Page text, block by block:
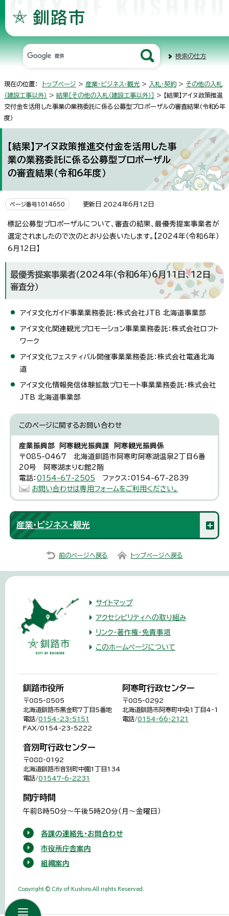
検索の仕方
現在の位置： トップページ > 産業・ビジネス・観光 > 入札・契約 > その他の入札
（建設工事以外） > 結果［その他の入札（建設工事以外）］
> 【結果】アイヌ政策推進
交付金を活用した事業の業務委託に係る公募型プロポーザルの審査結果（令和6年
度）
【結果】アイヌ政策推進交付金を活用した事
業の業務委託に係る公募型プロポーザル
の審査結果（令和6年度）
ページ番号1014650 更新日 2024年6月12日
標記公募型プロポーザルについて、審査の結果、最優秀提案事業者が
選定されましたので次のとおり公表いたします。【2024年（令和6年）
6月12日】
最優秀提案事業者（2024年（令和6年）6月11日、12日
審査分）
アイヌ文化ガイド事業業務委託：株式会社JTB 北海道事業部
アイヌ文化関連観光プロモーション事業業務委託：株式会社ロフト
ワーク
アイヌ文化フェスティバル開催事業業務委託：株式会社電通北海
道
アイヌ文化情報発信体験拡散プロモート事業業務委託：株式会社
JTB 北海道事業部
このページに関するお問い合わせ
産業振興部 阿寒観光振興課 阿寒観光振興係
〒085-0467 北海道釧路市阿寒町阿寒湖温泉2丁目6番
20号 阿寒湖まりむ館2階
電話：0154-67-2505
ファクス：0154-67-2839
お問い合わせは専用フォームをご利用ください。
産業・ビジネス・観光
前のページへ戻る トップページへ戻る
サイトマップ
アクセシビリティへの取り組み
リンク・著作権・免責事項
このホームページについて
釧路市役所
〒085-8505
北海道釧路市黒金町7丁目5番地
電話/0154-23-5151
FAX/0154-23-5222
阿寒町行政センター
〒085-0292
北海道釧路市阿寒町中央1丁目4-1
電話/0154-66-2121
音別町行政センター
〒088-0192
北海道釧路市音別町中園1丁目134
電話/01547-6-2231
開庁時間
午前8時50分～午後5時20分（月～金曜日）
各課の連絡先・お問合わせ
市役所庁舎案内
組織案内
Copyright © City of Kushiro,All rights Reserved.